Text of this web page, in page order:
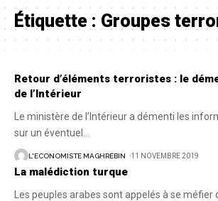
Étiquette :Groupes
Retour d’éléments terroristes : le
de l’Intérieur
Le ministère de l’Intérieur a démenti les
sur un éventuel
L'ECONOMISTE MAGHRÉBIN 11 NOVEMBRE 2019
La malédiction turque
Les peuples arabes sont appelés à se méfier